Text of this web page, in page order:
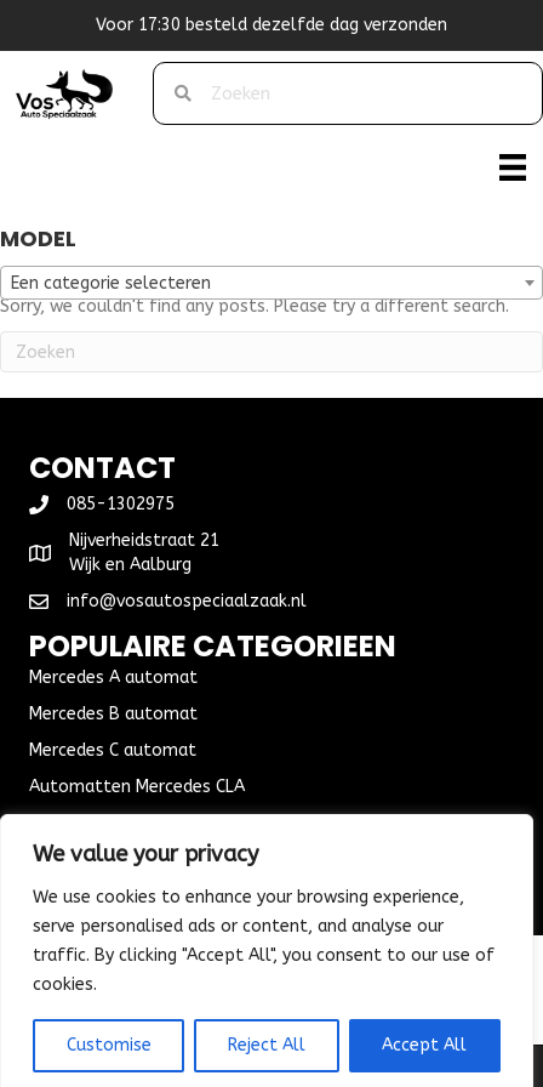
We value your privacy
We use cookies to enhance your browsing experience,
serve personalised ads or content, and analyse our
traffic. By clicking "Accept All", you consent to our use of
cookies.
Customise Reject All Accept All
Voor 17:30 besteld dezelfde dag verzonden
MODEL
Een categorie selecteren
Sorry, we couldn't find any posts. Please try a different search.
CONTACT
085-1302975
Nijverheidstraat 21
Wijk en Aalburg
info@vosautospeciaalzaak.nl
POPULAIRE CATEGORIEEN
Mercedes A automat
Mercedes B automat
Mercedes C automat
Automatten Mercedes CLA
ALGEMENE VOORWAARDEN
Algemene voorwaarden
Verzending & Bezorging
Retouren & Ruilen
© 2026 Vos Autospeciaalzaak. All Rights Reserved.